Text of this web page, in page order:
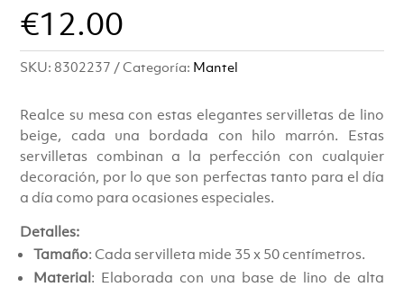
€12.00
SKU: 8302237 Categoría: Mantel
Realce su mesa con estas elegantes servilletas de lino
beige, cada una bordada con hilo marrón. Estas
servilletas combinan a la perfección con cualquier
decoración, por lo que son perfectas tanto para el día
a día como para ocasiones especiales.
Detalles:
Tamaño: Cada servilleta mide 35 x 50 centímetros.
Material: Elaborada con una base de lino de alta